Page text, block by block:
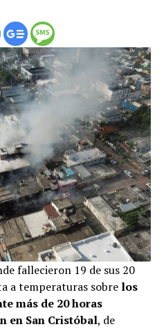
fallecieron 19 de sus 20
a temperaturas sobre los
más de 20 horas
en San Cristóbal, de